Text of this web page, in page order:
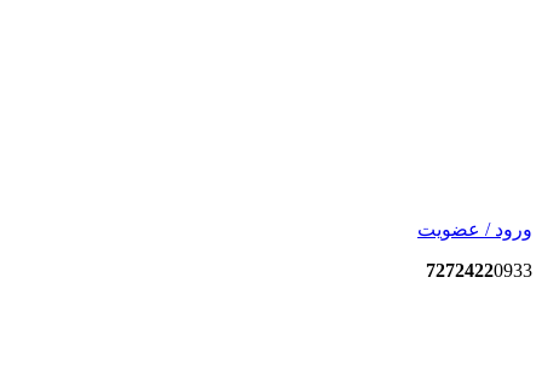
ورود / عضویت
72724220933